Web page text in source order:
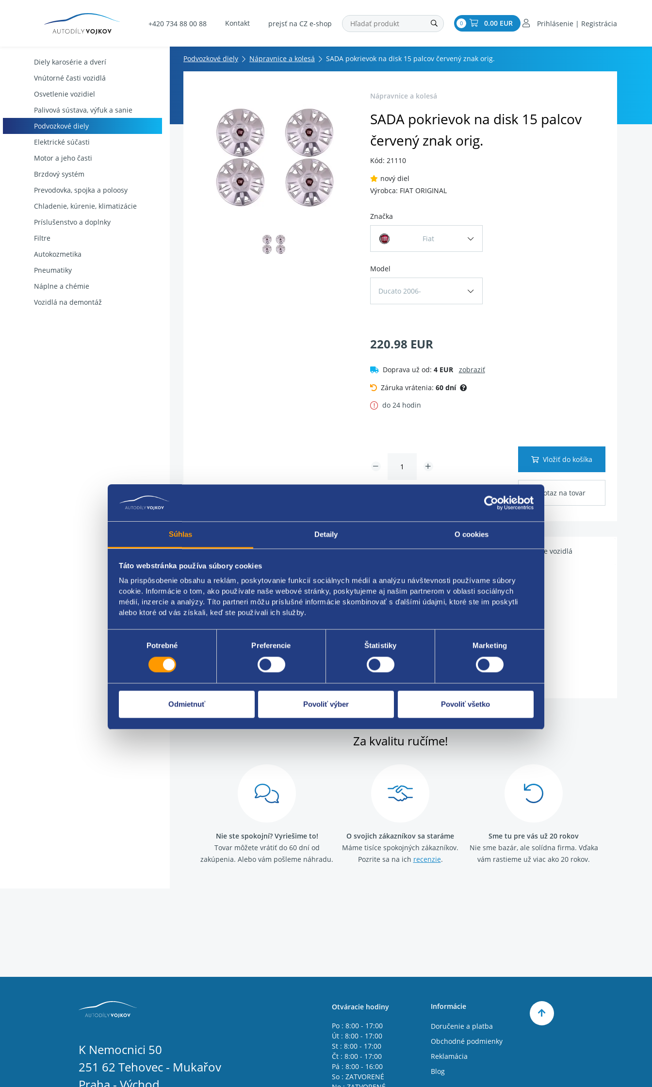
Súhlas Detaily O cookies
Táto webstránka používa súbory cookies
Na prispôsobenie obsahu a reklám, poskytovanie funkcií sociálnych médií a analýzu návštevnosti používame súbory
cookie. Informácie o tom, ako používate naše webové stránky, poskytujeme aj našim partnerom v oblasti sociálnych
médií, inzercie a analýzy. Títo partneri môžu príslušné informácie skombinovať s ďalšími údajmi, ktoré ste im poskytli
alebo ktoré od vás získali, keď ste používali ich služby.
Potrebné Preferencie Štatistiky Marketing
Odmietnuť Povoliť výber Povoliť všetko
+420 734 88 00 88 Kontakt prejsť na CZ e-shop 0 0.00 EUR Prihlásenie | Registrácia
Diely karosérie a dverí
Vnútorné časti vozidlá
Osvetlenie vozidiel
Palivová sústava, výfuk a sanie
Podvozkové diely
Elektrické súčasti
Motor a jeho časti
Brzdový systém
Prevodovka, spojka a poloosy
Chladenie, kúrenie, klimatizácie
Príslušenstvo a doplnky
Filtre
Autokozmetika
Pneumatiky
Náplne a chémie
Vozidlá na demontáž
Podvozkové diely Nápravnice a kolesá SADA pokrievok na disk 15 palcov červený znak orig.
Nápravnice a kolesá
SADA pokrievok na disk 15 palcov
červený znak orig.
Kód: 21110
nový diel
Výrobca: FIAT ORIGINAL
Značka
Fiat
Model
Ducato 2006-
220.98 EUR
Doprava už od: 4 EUR
zobraziť
Záruka vrátenia: 60 dní
do 24 hodin
Vložiť do košíka
Dotaz na tovar
Popis produktu Kódy produktov Použiteľné pre vozidlá
cena za SADU
rozmer kolesa 15 "
Cena za 4 kusy
Za kvalitu ručíme!
Nie ste spokojní? Vyriešime to!
Tovar môžete vrátiť do 60 dní od
zakúpenia. Alebo vám pošleme náhradu.
O svojich zákazníkov sa staráme
Máme tisíce spokojných zákazníkov.
Pozrite sa na ich recenzie.
Sme tu pre vás už 20 rokov
Nie sme bazár, ale solídna firma. Vďaka
vám rastieme už viac ako 20 rokov.
K Nemocnici 50
251 62 Tehovec - Mukařov
Otváracie hodiny
Po : 8:00 - 17:00
Út : 8:00 - 17:00
St : 8:00 - 17:00
Čt : 8:00 - 17:00
Pá : 8:00 - 16:00
So : ZATVORENÉ
Informácie
Doručenie a platba
Obchodné podmienky
Reklamácia
Blog